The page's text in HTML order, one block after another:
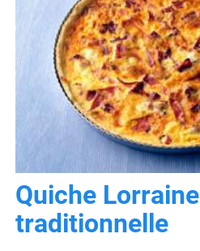
Quiche Lorraine
traditionnelle